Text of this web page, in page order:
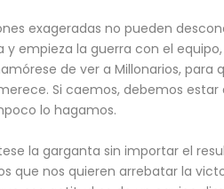
exageradas no pueden
y empieza la guerra con el
de ver a Millonarios,
Si caemos, debemos
lo hagamos.
la garganta sin importar el
que nos quieren arrebatar la